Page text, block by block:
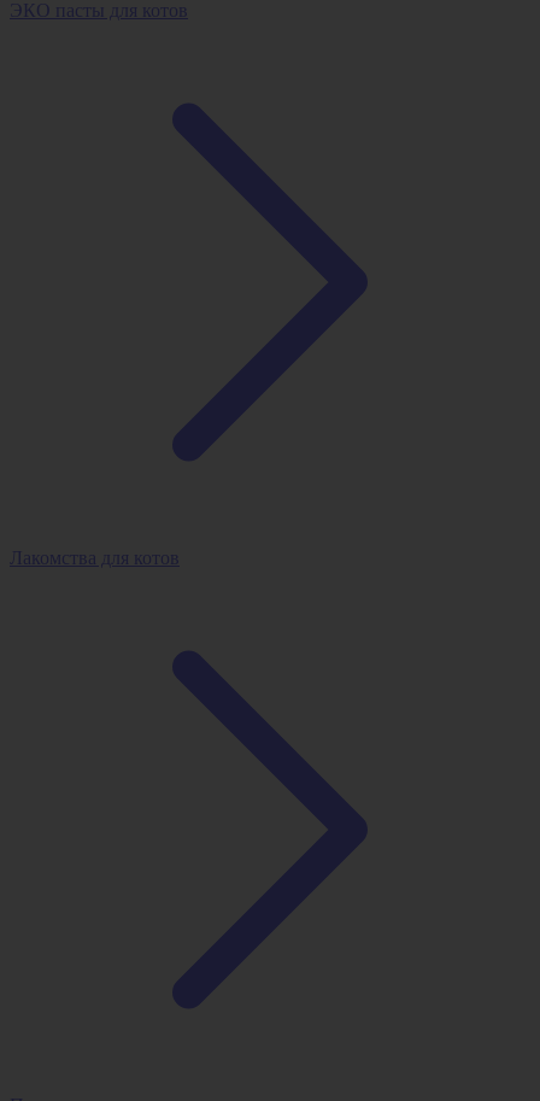
ЭКО пасты для котов
Лакомства для котов